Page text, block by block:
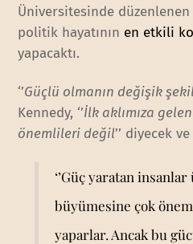
Üniversitesinde düzenlenen
politik hayatının en etkili
yapacaktı.
‘’Güçlü olmanın değişik
Kennedy, ‘’İlk aklımıza
önemlileri değil’’ diyecek
‘’Güç yaratan
büyümesine çok
yaparlar. Ancak bu